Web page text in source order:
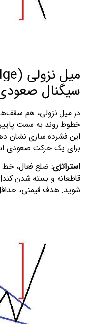
سیگنال
در میل نزولی، هم
خطوط روند به سمت
این فشرده‌ سازی نشان‌
برای یک حرکت صعودی
استراتژی: ضلع فعال،
قاطعانه و بسته شدن
شوید. هدف قیمتی،